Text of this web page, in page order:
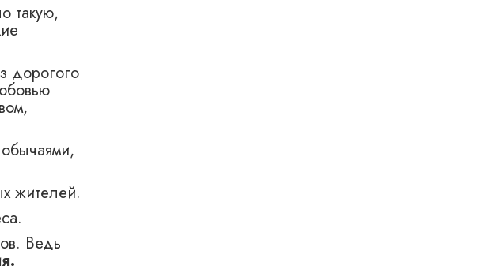
такую,
дорогого
жителей.
Ведь